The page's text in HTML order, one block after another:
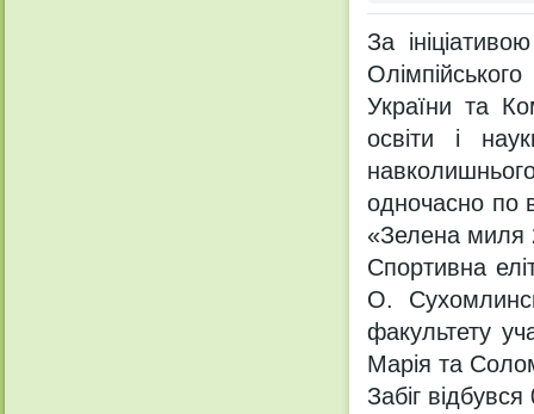
За
України та
освіти і
одночасно по
«Зелена миля
Спортивна
О.
факультету
Марія та
Забіг